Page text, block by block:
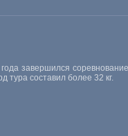
завершился
тура составил более 32 кг.